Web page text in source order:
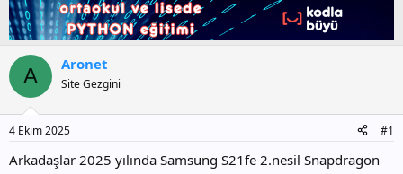
n
b
u
y
u
a
ş
l
a
t
ş
l
a
g
ı
a
r
i
i
k
e
A Aronet
Site Gezgini
4 Ekim 2025 #1
Arkadaşlar 2025 yılında Samsung S21fe 2.nesil Snapdragon